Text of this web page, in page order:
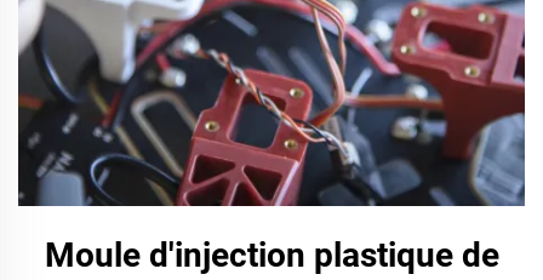
Moule d'injection plastique de